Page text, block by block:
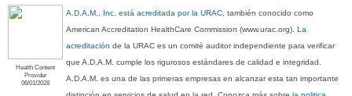
Health Content
Provider
06/01/2028
A.D.A.M., Inc. está acreditada por la URAC , también conocido como
American Accreditation HealthCare Commission (www.urac.org).La
acreditación de la URAC es un comité auditor independiente para verificar
que A.D.A.M. cumple los rigurosos estándares de calidad e integridad.
A.D.A.M. es una de las primeras empresas en alcanzar esta tan importante